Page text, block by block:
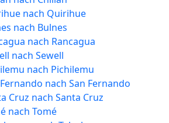
nach Quirihue
nach Bulnes
nach Rancagua
nach Sewell
nach Pichilemu
nach San Fernando
Cruz nach Santa Cruz
nach Tomé